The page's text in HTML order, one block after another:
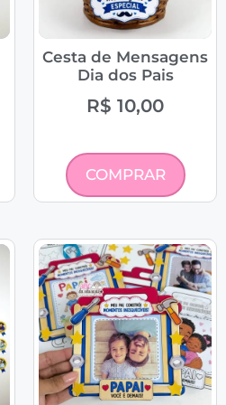
Cesta de Mensagens
Dia dos Pais
R$ 10,00
COMPRAR